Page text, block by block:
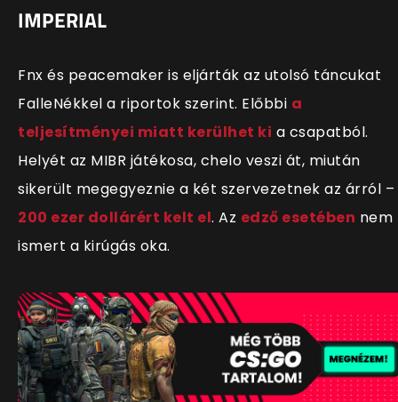
IMPERIAL
Fnx és peacemaker is eljárták az utolsó táncukat
FalleNékkel a riportok szerint. Előbbi a
teljesítményei miatt kerülhet ki a csapatból.
Helyét az MIBR játékosa, chelo veszi át, miután
sikerült megegyeznie a két szervezetnek az árról –
200 ezer dollárért kelt el. Az edző esetében nem
ismert a kirúgás oka.